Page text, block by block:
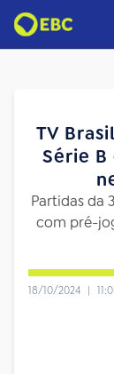
TV
Série
Partidas da
com pré-
18/10/2024 |